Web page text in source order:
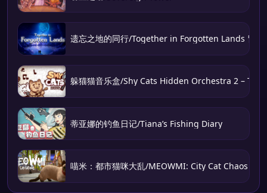
遗忘之地的同行/Together in Forgotten Lands 冒险
躲猫猫音乐盒/Shy Cats Hidden Orchestra 2 – The
蒂亚娜的钓鱼日记/Tiana’s Fishing Diary
喵米：都市猫咪大乱/MEOWMI: City Cat Chaos